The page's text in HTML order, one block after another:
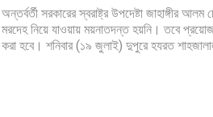
অন্তর্বর্তী সরকারের স্বরাষ্ট্র উপদেষ্টা জাহাঙ্গীর
মরদেহ নিয়ে যাওয়ায় ময়নাতদন্ত হয়নি। তবে
করা হবে। শনিবার (১৯ জুলাই) দুপুরে হযরত